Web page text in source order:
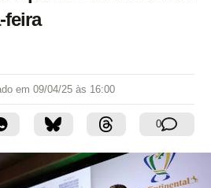
feira
em 09/04/25 às 16:00
0